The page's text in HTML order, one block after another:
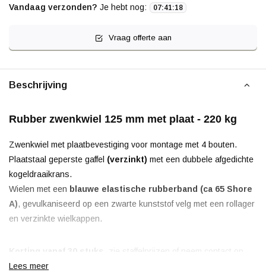
Vandaag verzonden? Je hebt nog: 07:41:18
Vraag offerte aan
Beschrijving
Rubber zwenkwiel 125 mm met plaat - 220 kg
Zwenkwiel met plaatbevestiging voor montage met 4 bouten.
Plaatstaal geperste gaffel (verzinkt) met een dubbele afgedichte
kogeldraaikrans.
Wielen met een blauwe elastische rubberband (ca 65 Shore
A), gevulkaniseerd op een zwarte kunststof velg met een rollager
en verzinkte wielkappen.
voor een offerte.
Lees meer